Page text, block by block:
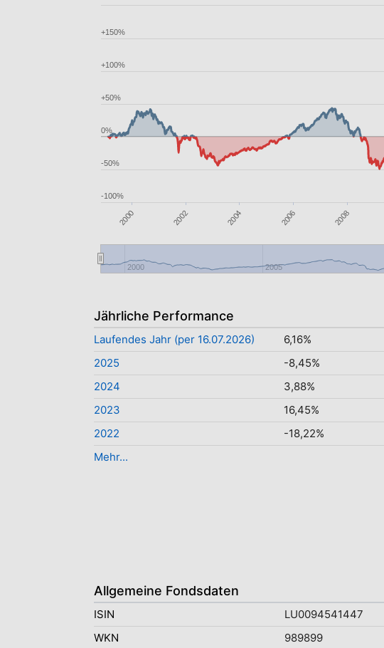
2000 2002 2004 2006 2008
2000 2005
-100%
-50%
0%
+50%
+100%
+150%
Jährliche Performance
Laufendes Jahr (per 16.07.2026)
6,16%
2025
-8,45%
2024
3,88%
2023
16,45%
2022
-18,22%
Mehr...
Allgemeine Fondsdaten
ISIN
LU0094541447
WKN
989899